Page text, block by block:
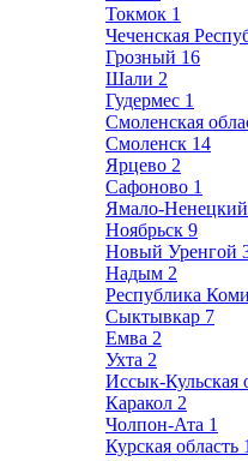
Токмок 1
Чеченская
Грозный 16
Шали 2
Гудермес 1
Смоленская
Смоленск 14
Ярцево 2
Сафоново 1
Ямало-
Ноябрьск 9
Новый Уренгой
Надым 2
Республика Коми
Сыктывкар 7
Емва 2
Ухта 2
Иссык-Кульская
Каракол 2
Чолпон-Ата 1
Курская область